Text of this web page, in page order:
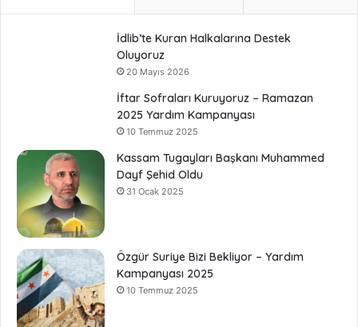
İdlib’te Kuran Halkalarına Destek
Oluyoruz
20 Mayıs 2026
İftar Sofraları Kuruyoruz – Ramazan
2025 Yardım Kampanyası
10 Temmuz 2025
Kassam Tugayları Başkanı Muhammed
Dayf Şehid Oldu
31 Ocak 2025
Özgür Suriye Bizi Bekliyor – Yardım
Kampanyası 2025
10 Temmuz 2025